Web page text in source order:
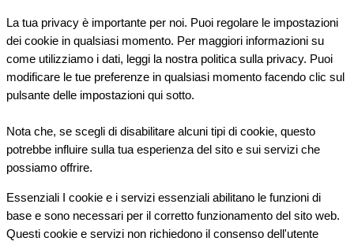
La tua privacy è importante per noi. Puoi regolare le impostazioni
dei cookie in qualsiasi momento. Per maggiori informazioni su
come utilizziamo i dati, leggi la nostra politica sulla privacy. Puoi
modificare le tue preferenze in qualsiasi momento facendo clic sul
pulsante delle impostazioni qui sotto.
Nota che, se scegli di disabilitare alcuni tipi di cookie, questo
potrebbe influire sulla tua esperienza del sito e sui servizi che
possiamo offrire.
Essenziali
I cookie e i servizi essenziali abilitano le funzioni di
base e sono necessari per il corretto funzionamento del sito web.
Questi cookie e servizi non richiedono il consenso dell'utente